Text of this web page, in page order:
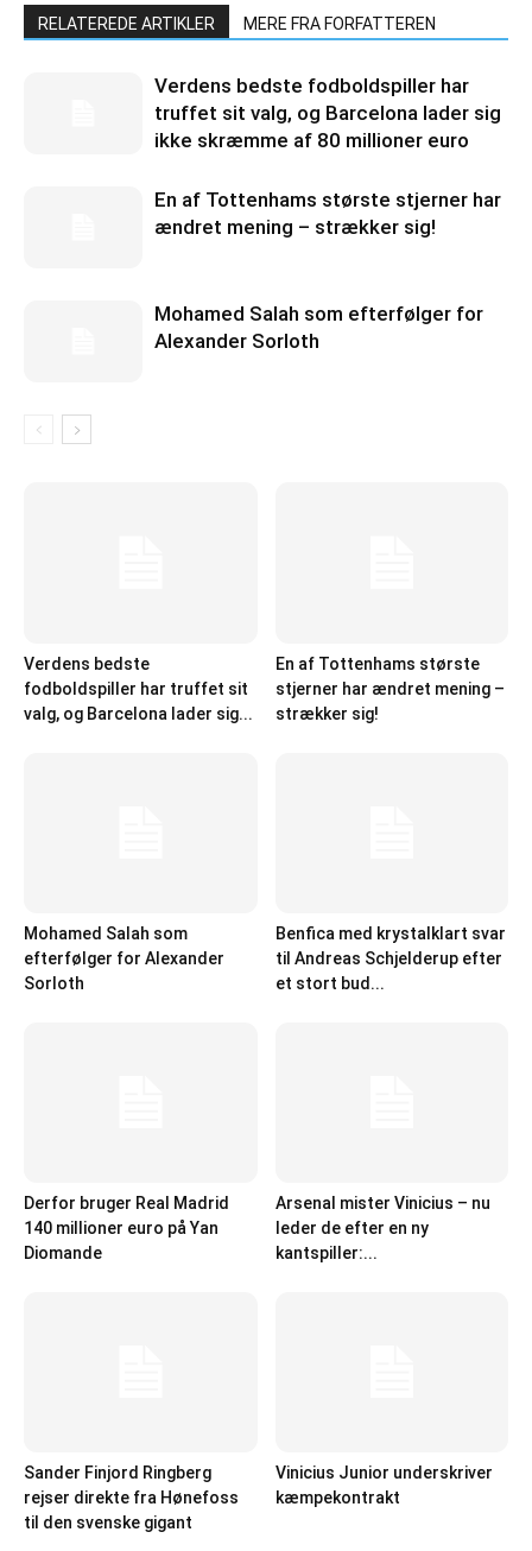
RELATEREDE ARTIKLER MERE FRA FORFATTEREN
Verdens bedste fodboldspiller har
truffet sit valg, og Barcelona lader sig
ikke skræmme af 80 millioner euro
En af Tottenhams største stjerner har
ændret mening – strækker sig!
Mohamed Salah som efterfølger for
Alexander Sorloth
Verdens bedste
fodboldspiller har truffet sit
valg, og Barcelona lader sig...
En af Tottenhams største
stjerner har ændret mening –
strækker sig!
Mohamed Salah som
efterfølger for Alexander
Sorloth
Benfica med krystalklart svar
til Andreas Schjelderup efter
et stort bud...
Derfor bruger Real Madrid
140 millioner euro på Yan
Diomande
Arsenal mister Vinicius – nu
leder de efter en ny
kantspiller:...
Sander Finjord Ringberg
rejser direkte fra Hønefoss
til den svenske gigant
Vinicius Junior underskriver
kæmpekontrakt